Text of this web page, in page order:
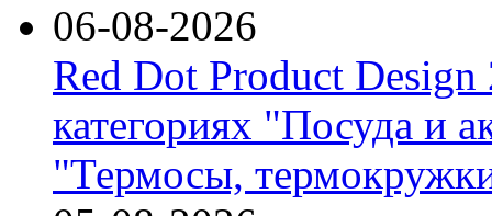
06-08-2026
Red Dot Product Design
категориях "Посуда и
"Термосы,